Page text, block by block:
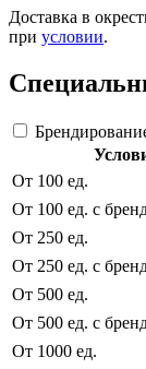
Доставка в
при условии.
От 100 ед.
От 100 ед. с
От 250 ед.
От 250 ед. с
От 500 ед.
От 500 ед. с
От 1000 ед.